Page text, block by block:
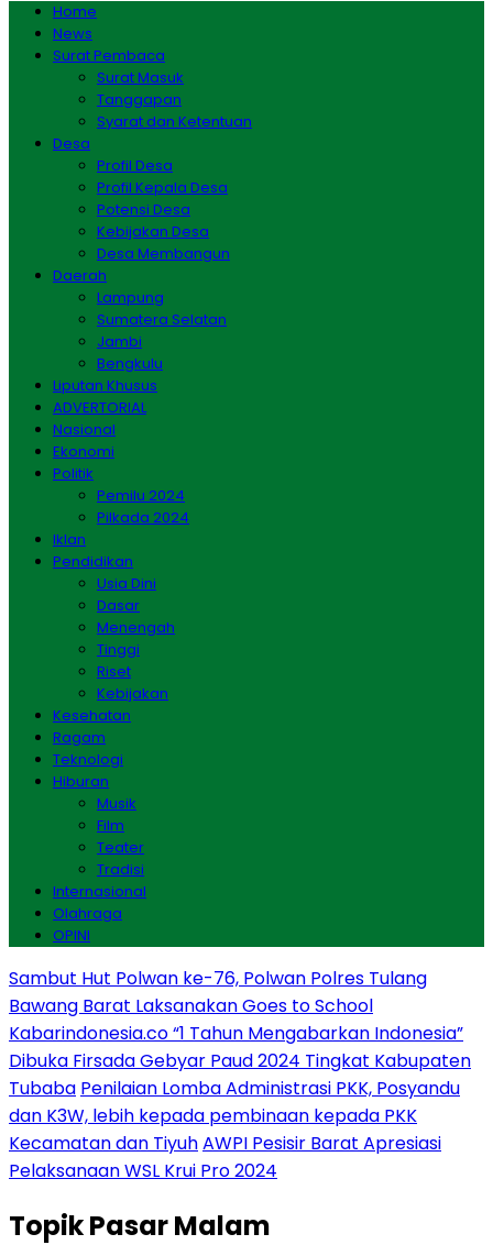
Home
News
Surat Pembaca
Surat Masuk
Tanggapan
Syarat dan Ketentuan
Desa
Profil Desa
Profil Kepala Desa
Potensi Desa
Kebijakan Desa
Desa Membangun
Daerah
Lampung
Sumatera Selatan
Jambi
Bengkulu
Liputan Khusus
ADVERTORIAL
Nasional
Ekonomi
Politik
Pemilu 2024
Pilkada 2024
Iklan
Pendidikan
Usia Dini
Dasar
Menengah
Tinggi
Riset
Kebijakan
Kesehatan
Ragam
Teknologi
Hiburan
Musik
Film
Teater
Tradisi
Internasional
Olahraga
OPINI
Sambut Hut Polwan ke-76, Polwan Polres Tulang
Bawang Barat Laksanakan Goes to School
Kabarindonesia.co “1 Tahun Mengabarkan Indonesia”
Dibuka Firsada Gebyar Paud 2024 Tingkat Kabupaten
Tubaba Penilaian Lomba Administrasi PKK, Posyandu
dan K3W, lebih kepada pembinaan kepada PKK
Kecamatan dan TiyuhAWPI Pesisir Barat Apresiasi
Pelaksanaan WSL Krui Pro 2024
TopikPasar Malam